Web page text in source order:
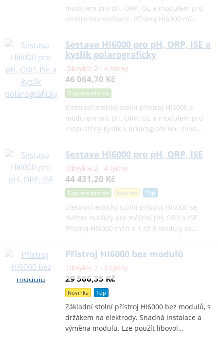
modulem pro pH, ORP, ISE a modulem pro
elektrickou vodivost. Přístroj HI6000 mě…
Sestava HI6000 pro pH, ORP, ISE a
kyslík polarograficky
Obvykle 2 - 4 týdny
46 064,70 Kč
Doprava zdarma
Elektrochemický stolní přístroj HI6000 s
modulem pro pH, ORP, ISE a modulem pro
rozpuštěný kyslík k polarografickou sond…
Sestava HI6000 pro pH, ORP, ISE
Obvykle 2 - 4 týdny
44 431,20 Kč
Doprava zdarma Novinka Top
Elektrochemický stolní přístroj HI6000 se
dvěma moduly pro měření pH, ORP a ISE.
Přístroj HI6000 měří s 1 až 3 moduly so…
Přístroj HI6000 bez modulů
Obvykle 2 - 4 týdny
29 566,35 Kč
Novinka Top
Základní stolní přístroj HI6000 bez modulů, s
držákem na elektrody. Snadná instalace a
výměna modulů. Lze použít libovol…